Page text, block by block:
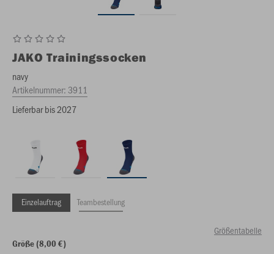
JAKO Trainingssocken
navy
Artikelnummer:3911
Lieferbar bis 2027
Einzelauftrag Teambestellung
Größentabelle
Größe (8,00 €)